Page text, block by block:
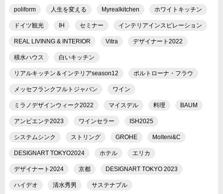
poliform 人生を変える Myrealkitchen ホワイトキッチン
ドイツ観光 IH セミナー インテリアインスピレーション
REAL LIVINNG & INTERIOR Vitra デザイナート2022
積水ハウス 白いキッチン
リアルキッチン＆インテリアseason12 ポルトローナ・フラウ
メッセフランクフルトジャパン ワイン
ミラノデザインウィーク2022 マイスデル 料理 BAUM
アンビエンテ2023 ワインセラー ISH2025
システムシンク ストリング GROHE Molteni&C
DESIGNART TOKYO2024 ホテル エリカ
デザイナート2024 京都 DESIGNART TOKYO 2023
ハイデオ 清水秀男 サステナブル